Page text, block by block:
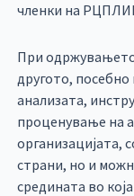
членки на
При одржувањето
другото, посебно
анализата,
проценување на
организацијата,
страни, но и
средината во